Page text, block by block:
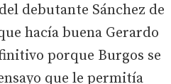
debutante Sánchez de
hacía buena Gerardo
porque Burgos se
que le permitía